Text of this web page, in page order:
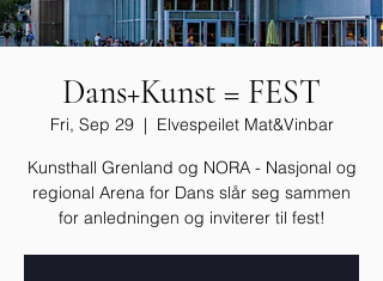
Dans+Kunst = FEST
Fri, Sep 29
  |
Elvespeilet Mat&Vinbar
Kunsthall Grenland og NORA - Nasjonal og
regional Arena for Dans slår seg sammen
for anledningen og inviterer til fest!